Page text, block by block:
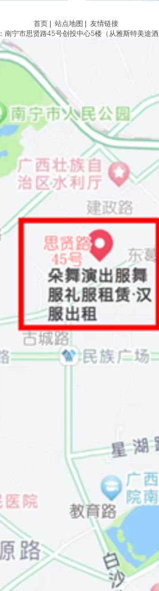
首页| 站点地图
友情链接
南宁市思贤路45号创投中心5楼（从雅斯特美途酒